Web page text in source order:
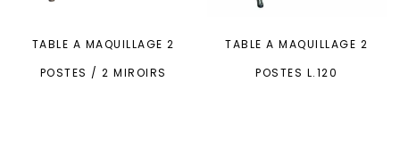
TABLE A MAQUILLAGE 2
POSTES / 2 MIROIRS
TABLE A MAQUILLAGE 2
POSTES L.120